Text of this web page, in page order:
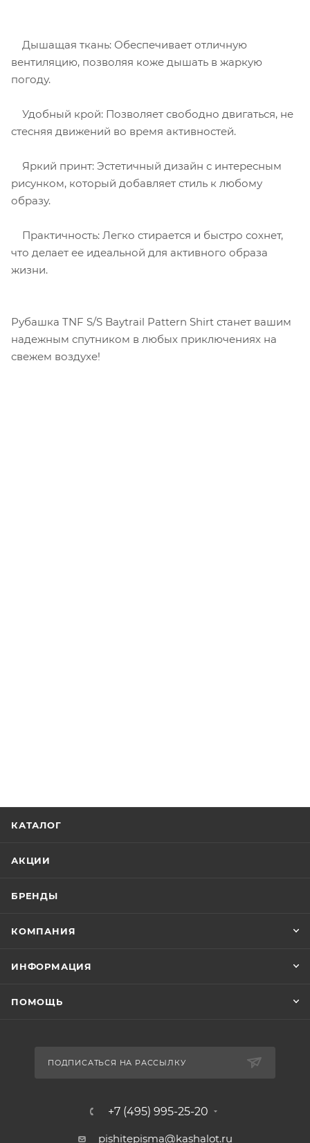
Дышащая ткань: Обеспечивает отличную
вентиляцию, позволяя коже дышать в жаркую
погоду.
Удобный крой: Позволяет свободно двигаться, не
стесняя движений во время активностей.
Яркий принт: Эстетичный дизайн с интересным
рисунком, который добавляет стиль к любому
образу.
Практичность: Легко стирается и быстро сохнет,
что делает ее идеальной для активного образа
жизни.
Рубашка TNF S/S Baytrail Pattern Shirt станет вашим
надежным спутником в любых приключениях на
свежем воздухе!
КАТАЛОГ
АКЦИИ
БРЕНДЫ
КОМПАНИЯ
ИНФОРМАЦИЯ
ПОМОЩЬ
ПОДПИСАТЬСЯ НА РАССЫЛКУ
+7 (495) 995-25-20​
pishitepisma@kashalot.ru